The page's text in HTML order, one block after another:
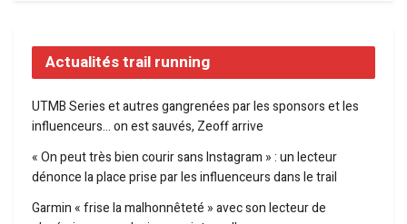
Actualités trail running
UTMB Series et autres gangrenées par les sponsors et les
influenceurs… on est sauvés, Zeoff arrive
« On peut très bien courir sans Instagram » : un lecteur
dénonce la place prise par les influenceurs dans le trail
Garmin « frise la malhonnêteté » avec son lecteur de